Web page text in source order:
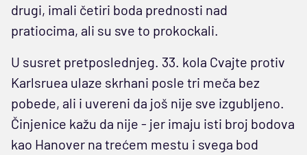
drugi, imali četiri boda prednosti nad
pratiocima, ali su sve to prokockali.
U susret pretposlednjeg. 33. kola Cvajte protiv
Karlsruea ulaze skrhani posle tri meča bez
pobede, ali i uvereni da još nije sve izgubljeno.
Činjenice kažu da nije - jer imaju isti broj bodova
kao Hanover na trećem mestu i svega bod